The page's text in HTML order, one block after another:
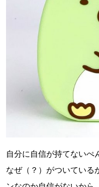
自分に自信が持てないぺ
なぜ（？）がついている